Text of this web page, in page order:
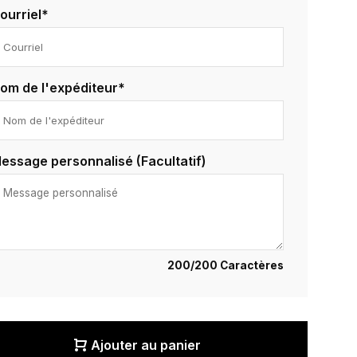
de l'expéditeur*
personnalisé (Facultatif)
200/200 Caractères
Ajouter au panier